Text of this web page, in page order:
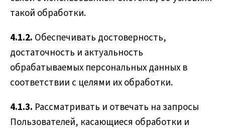
такой обработки.
4.1.2. Обеспечивать достоверность,
достаточность и актуальность
обрабатываемых персональных данных в
соответствии с целями их обработки.
4.1.3. Рассматривать и отвечать на запросы
Пользователей, касающиеся обработки и